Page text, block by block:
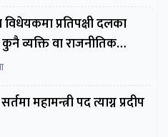
विधेयकमा प्रतिपक्षी दलका
व्यक्ति वा राजनीतिक
हुने संस्था नबनोस्
महामन्त्री पद त्याग्न प्रदीप